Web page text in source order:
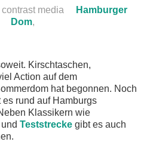
contrast media
Hamburger
Dom,
Kirschtaschen,
Action auf dem
hat begonnen. Noch
es rund auf Hamburgs
Klassikern wie
Teststrecke gibt es auch